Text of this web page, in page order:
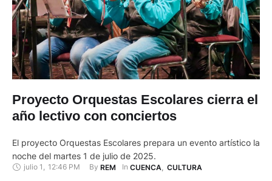
Proyecto Orquestas Escolares cierra el
año lectivo con conciertos
El proyecto Orquestas Escolares prepara un evento artístico la
noche del martes 1 de julio de 2025.
julio 1 , 12:46 PM By REM In CUENCA CULTURA